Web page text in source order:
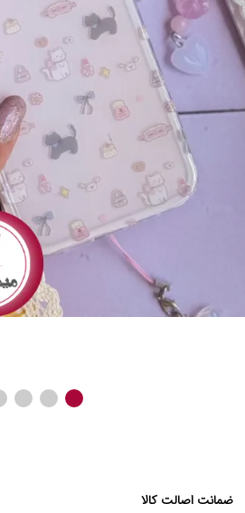
ضمانت اصالت کالا